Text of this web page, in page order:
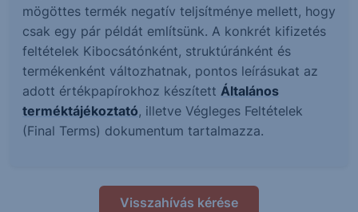
mögöttes termék negatív teljsítménye mellett, hogy
csak egy pár példát említsünk. A konkrét kifizetés
feltételek Kibocsátónként, struktúránként és
termékenként változhatnak, pontos leírásukat az
adott értékpapírokhoz készített Általános
terméktájékoztató, illetve Végleges Feltételek
(Final Terms) dokumentum tartalmazza.
Visszahívás kérése